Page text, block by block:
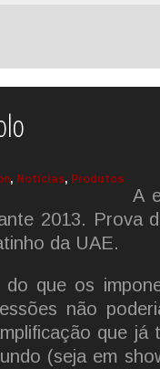
, Notícias, Produtos
A
2013. Prova
da UAE.
do que os
não
que já
(seja em